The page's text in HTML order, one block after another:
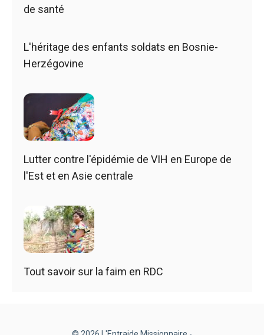
de santé
L'héritage des enfants soldats en Bosnie-
Herzégovine
Lutter contre l'épidémie de VIH en Europe de
l'Est et en Asie centrale
Tout savoir sur la faim en RDC